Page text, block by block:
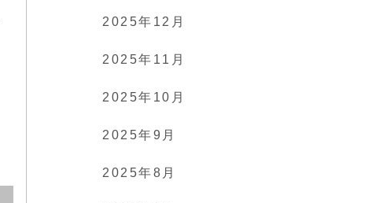
2025年12月
2025年11月
2025年10月
2025年9月
2025年8月